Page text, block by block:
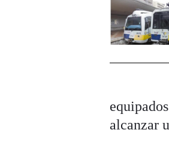
alcanzar